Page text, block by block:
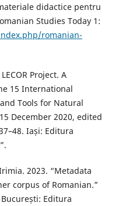
didactice pentru
Studies Today 1:
romanian-
Project. A
15 International
Tools for Natural
December 2020, edited
Iași: Editura
2023. “Metadata
corpus of Romanian.”
Editura